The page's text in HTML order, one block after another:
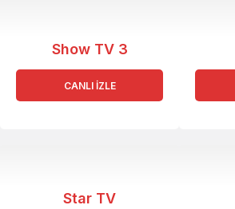
Show TV 3
CANLI İZLE
Star TV